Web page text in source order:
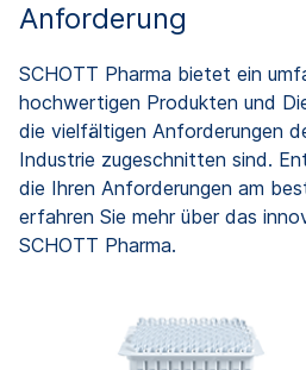
Anforderung
SCHOTT Pharma bietet ein
hochwertigen Produkten und
die vielfältigen Anforderungen
Industrie zugeschnitten sind.
die Ihren Anforderungen am
erfahren Sie mehr über das
SCHOTT Pharma.